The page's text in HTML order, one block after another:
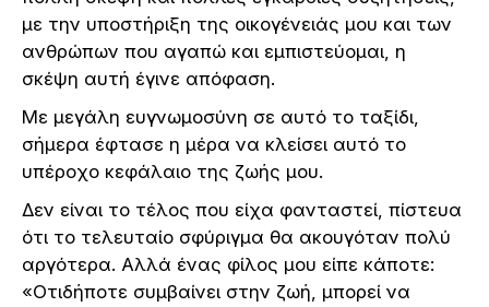
με την υποστήριξη της οικογένειάς μου και των
ανθρώπων που αγαπώ και εμπιστεύομαι, η
σκέψη αυτή έγινε απόφαση.
Με μεγάλη ευγνωμοσύνη σε αυτό το ταξίδι,
σήμερα έφτασε η μέρα να κλείσει αυτό το
υπέροχο κεφάλαιο της ζωής μου.
Δεν είναι το τέλος που είχα φανταστεί, πίστευα
ότι το τελευταίο σφύριγμα θα ακουγόταν πολύ
αργότερα. Αλλά ένας φίλος μου είπε κάποτε:
«Οτιδήποτε συμβαίνει στην ζωή, μπορεί να